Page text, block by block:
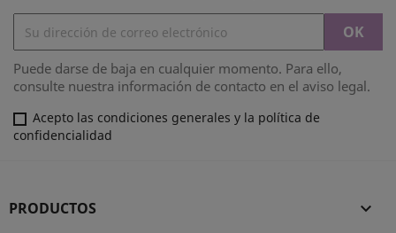
Puede darse de baja en cualquier momento. Para ello,
consulte nuestra información de contacto en el aviso legal.
Acepto las condiciones generales y la política de
confidencialidad
PRODUCTOS 